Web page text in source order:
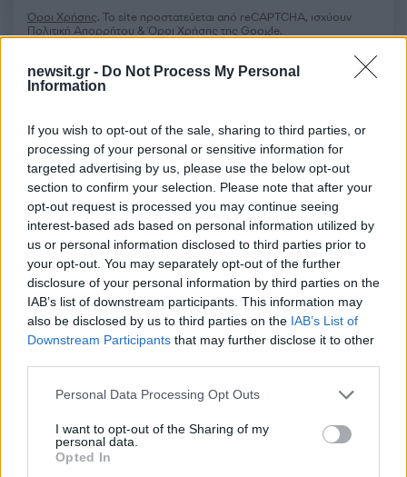
newsit.gr - Do Not Process My Personal
Information
If you wish to opt-out of the sale, sharing to third parties, or
processing of your personal or sensitive information for
targeted advertising by us, please use the below opt-out
section to confirm your selection. Please note that after your
opt-out request is processed you may continue seeing
interest-based ads based on personal information utilized by
us or personal information disclosed to third parties prior to
your opt-out. You may separately opt-out of the further
disclosure of your personal information by third parties on the
IAB’s list of downstream participants. This information may
also be disclosed by us to third parties on the IAB’s List of
Downstream Participants that may further disclose it to other
Please note that this website/app uses one or more Google
not limited to your visit or usage behaviour. You may click to
grant or deny consent to Google and its third-party tags to
use your data for below specified purposes in below Google
Personal Data Processing Opt Outs
I want to opt-out of the Sharing of my
personal data.
Opted In
Όροι Χρήσης. Το site προστατεύεται από reCAPTCHA, ισχύουν
Πολιτική Απορρήτου &Όροι Χρήσης της Google.
Ελλάδα
ΤΡΟΧΑΙΟ
Ακολουθήστε το Νewsit.gr στοGoogle Newsκαι
ενημερωθείτε πρώτοι για όλη την ειδησεογραφία και τα
τελευταία νέα της ημέρας
Πιο δημοφιλή
1 Νίκα κάνουν διακοπές με πολυτελές γιοτ
με τα δύο παιδιά τους
πήγαν στον Άγιο Νεκτάριο Βούλας για να
πάρουν την ευχή για τον γιο τους